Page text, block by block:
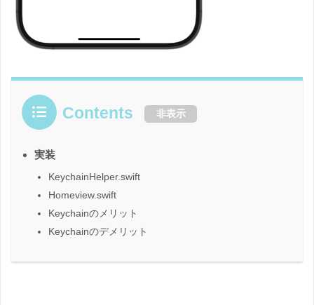
Contents 非表示
実装
KeychainHelper.swift
Homeview.swift
Keychainのメリット
Keychainのデメリット